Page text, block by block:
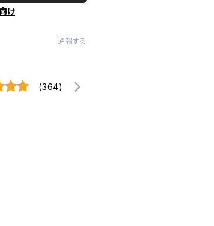
け
通報する
(364)